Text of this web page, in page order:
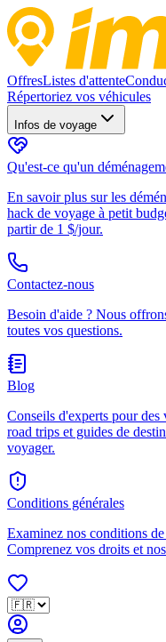
OffresListes d'attente
Répertoriez vos véhicules
Infos de voyage
Qu'est-ce qu'un
En savoir plus sur les
hack de voyage à petit
partir de 1 $/jour.
Contactez-nous
Besoin d'aide ? Nous
toutes vos questions.
Blog
Conseils d'experts pour
road trips et guides de
voyager.
Conditions générales
Examinez nos conditions
Comprenez vos droits et